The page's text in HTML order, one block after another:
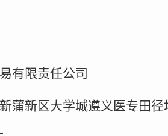
有限责任公司
蒲新区大学城遵义医专田